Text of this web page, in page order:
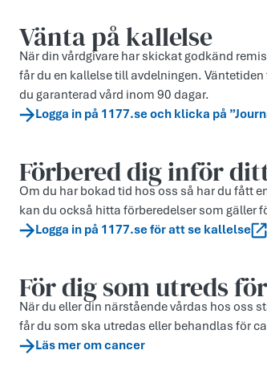
Vänta på kallelse
När din vårdgivare har skickat godkänd
får du en kallelse till avdelningen.
du garanterad vård inom 90 dagar.
Logga in på 1177.se och klicka på
Förbered dig inför
Om du har bokad tid hos oss så har du fått
kan du också hitta förberedelser som gäller
Logga in på 1177.se för att se kallelse
För dig som utreds
När du eller din närstående vårdas hos oss
får du som ska utredas eller behandlas för
Läs mer om cancer